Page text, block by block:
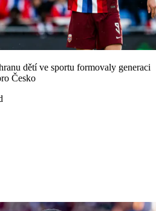
dětí ve sportu formovaly generaci
Česko